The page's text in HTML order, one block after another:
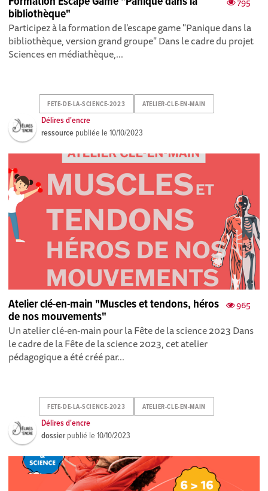
bibliothèque"
Participez à la formation de l'escape game "Panique dans la
bibliothèque, version grand groupe" Dans le cadre du projet
Sciences en médiathèque,...
FETE-DE-LA-SCIENCE-2023 ATELIER-CLE-EN-MAIN
Délires d'encre
ressource publiée le10/10/2023
965
Atelier clé-en-main "Muscles et tendons, héros
de nos mouvements"
Un atelier clé-en-main pour la Fête de la science 2023 Dans
le cadre de la Fête de la science 2023 , cet atelier
pédagogique a été créé par...
FETE-DE-LA-SCIENCE-2023 ATELIER-CLE-EN-MAIN
Délires d'encre
dossier publié le10/10/2023